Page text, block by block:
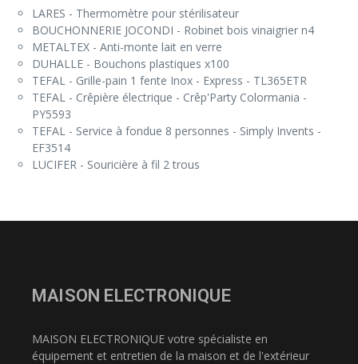
LARES - Thermomètre pour stérilisateur
BOUCHONNERIE JOCONDI - Robinet bois vinaigrier n4
METALTEX - Anti-monte lait en verre
DUHALLE - Bouchons plastiques x100
TEFAL - Grille-pain 1 fente Inox - Express - TL365ETR
TEFAL - Crêpière électrique - Crêp'Party Colormania -
PY5593
TEFAL - Service à fondue 8 personnes - Simply Invents -
EF3514
LUCIFER - Souricière à fil 2 trous
MAISON ELECTRONIQUE
MAISON ELECTRONIQUE votre spécialiste en
équipement et entretien de la maison et de l'extérieur